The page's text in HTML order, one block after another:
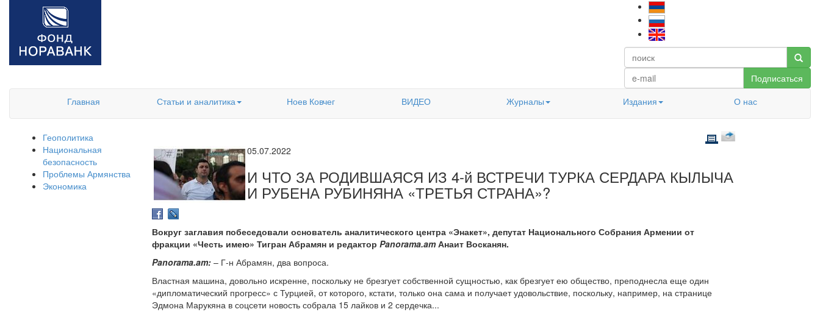
Подписаться
Главная
Статьи и аналитика Ноев Ковчег ВИДЕО Журналы Издания О нас
Геополитика
Национальная
безопасность
Проблемы Армянства
Экономика
05.07.2022
И ЧТО ЗА РОДИВШАЯСЯ ИЗ 4-й ВСТРЕЧИ ТУРКА СЕРДАРА КЫЛЫЧА
И РУБЕНА РУБИНЯНА «ТРЕТЬЯ СТРАНА»?
Вокруг заглавия побеседовали основатель аналитического центра «Энакет», депутат Национального Собрания Армении от
фракции «Честь имею» Тигран Абрамян и редактор Panorama.amАнаит Восканян.
Panorama.am: – Г-н Абрамян, два вопроса.
Властная машина, довольно искренне, поскольку не брезгует собственной сущностью, как брезгует ею общество, преподнесла еще один
«дипломатический прогресс» с Турцией, от которого, кстати, только она сама и получает удовольствие, поскольку, например, на странице
Эдмона Марукяна в соцсети новость собрала 15 лайков и 2 сердечка...